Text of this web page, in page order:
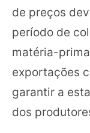
de preços
período de
matéria-
exportações
garantir a
dos